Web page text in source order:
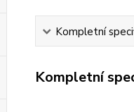
Kompletní
Kompletní